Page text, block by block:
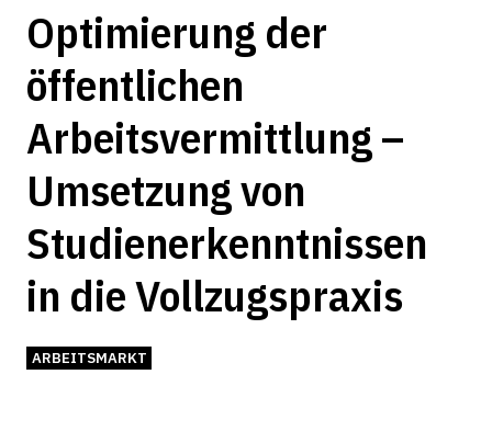
Optimierung der
öffentlichen
Arbeitsvermittlung –
Umsetzung von
Studienerkenntnissen
in die Vollzugspraxis
ARBEITSMARKT